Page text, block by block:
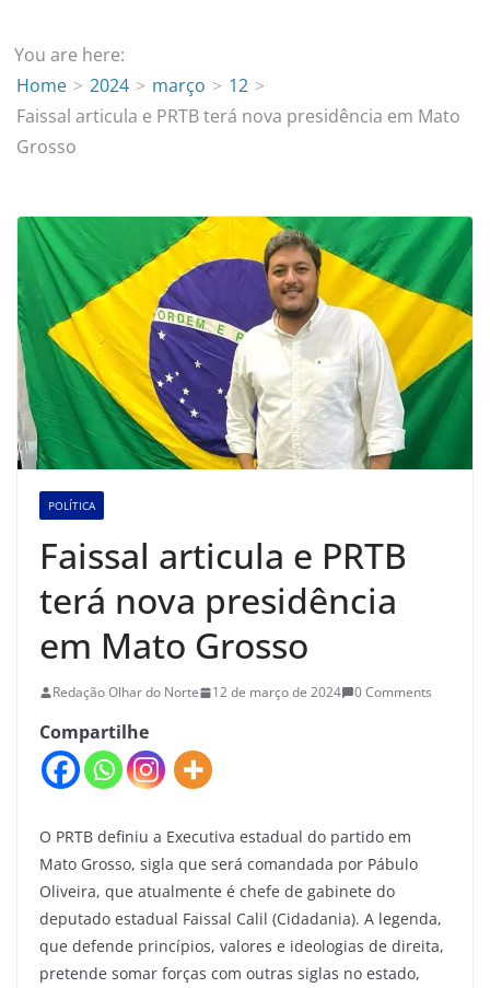
You are here:
Home
2024 março
12
Faissal articula e PRTB terá nova presidência em Mato
Grosso
POLÍTICA
Faissal articula e PRTB
terá nova presidência
em Mato Grosso
Redação Olhar do Norte 12 de março de 2024 0 Comments
Compartilhe
O PRTB definiu a Executiva estadual do partido em
Mato Grosso, sigla que será comandada por Pábulo
Oliveira, que atualmente é chefe de gabinete do
deputado estadual Faissal Calil (Cidadania). A legenda,
que defende princípios, valores e ideologias de direita,
pretende somar forças com outras siglas no estado,